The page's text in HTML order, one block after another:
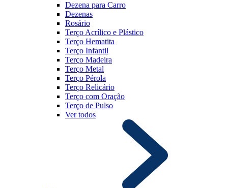
Dezena para Carro
Dezenas
Rosário
Terço Acrílico e Plástico
Terço Hematita
Terço Infantil
Terço Madeira
Terço Metal
Terço Pérola
Terço Relicário
Terço com Oração
Terço de Pulso
Ver todos